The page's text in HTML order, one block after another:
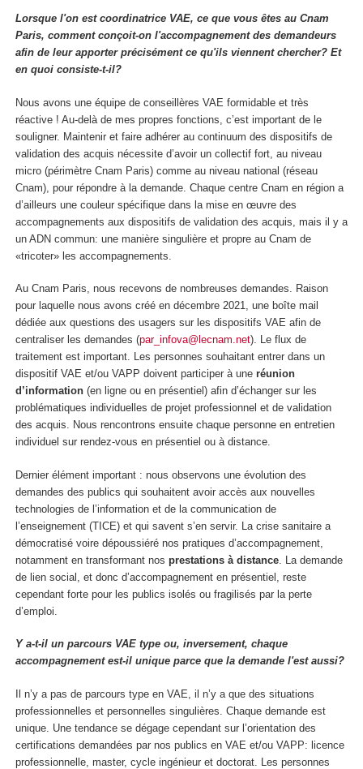
Lorsque l'on est coordinatrice VAE, ce que vous êtes au Cnam
Paris, comment conçoit-on l'accompagnement des demandeurs
afin de leur apporter précisément ce qu'ils viennent chercher? Et
en quoi consiste-t-il?
Nous avons une équipe de conseillères VAE formidable et très
réactive ! Au-delà de mes propres fonctions, c’est important de le
souligner. Maintenir et faire adhérer au continuum des dispositifs de
validation des acquis nécessite d’avoir un collectif fort, au niveau
micro (périmètre Cnam Paris) comme au niveau national (réseau
Cnam), pour répondre à la demande. Chaque centre Cnam en région a
d’ailleurs une couleur spécifique dans la mise en œuvre des
accompagnements aux dispositifs de validation des acquis, mais il y a
un ADN commun: une manière singulière et propre au Cnam de
«tricoter» les accompagnements.
Au Cnam Paris, nous recevons de nombreuses demandes. Raison
pour laquelle nous avons créé en décembre 2021, une boîte mail
dédiée aux questions des usagers sur les dispositifs VAE afin de
centraliser les demandes (par_infova@lecnam.net). Le flux de
traitement est important. Les personnes souhaitant entrer dans un
dispositif VAE et/ou VAPP doivent participer à une réunion
d’information (en ligne ou en présentiel) afin d’échanger sur les
problématiques individuelles de projet professionnel et de validation
des acquis. Nous rencontrons ensuite chaque personne en entretien
individuel sur rendez-vous en présentiel ou à distance.
Dernier élément important : nous observons une évolution des
demandes des publics qui souhaitent avoir accès aux nouvelles
technologies de l’information et de la communication de
l’enseignement (TICE) et qui savent s’en servir. La crise sanitaire a
démocratisé voire dépoussiéré nos pratiques d’accompagnement,
notamment en transformant nos prestations à distance . La demande
de lien social, et donc d’accompagnement en présentiel, reste
cependant forte pour les publics isolés ou fragilisés par la perte
d’emploi.
Y a-t-il un parcours VAE type ou, inversement, chaque
accompagnement est-il unique parce que la demande l'est aussi?
Il n’y a pas de parcours type en VAE, il n’y a que des situations
professionnelles et personnelles singulières. Chaque demande est
unique. Une tendance se dégage cependant sur l’orientation des
certifications demandées par nos publics en VAE et/ou VAPP: licence
professionnelle, master, cycle ingénieur et doctorat. Les personnes